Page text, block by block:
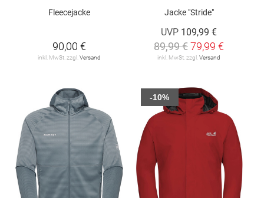
Fleecejacke
90,00 €
inkl. MwSt. zzgl. Versand
Jacke "Stride"
UVP 109,99 €
89,99 €79,99 €
inkl. MwSt. zzgl. Versand
-10%